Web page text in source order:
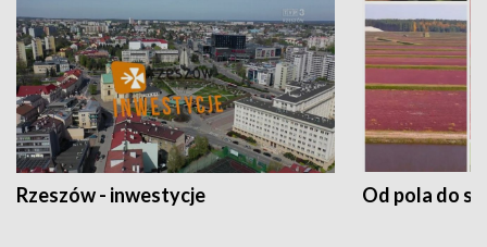
Rzeszów - inwestycje Od pola do